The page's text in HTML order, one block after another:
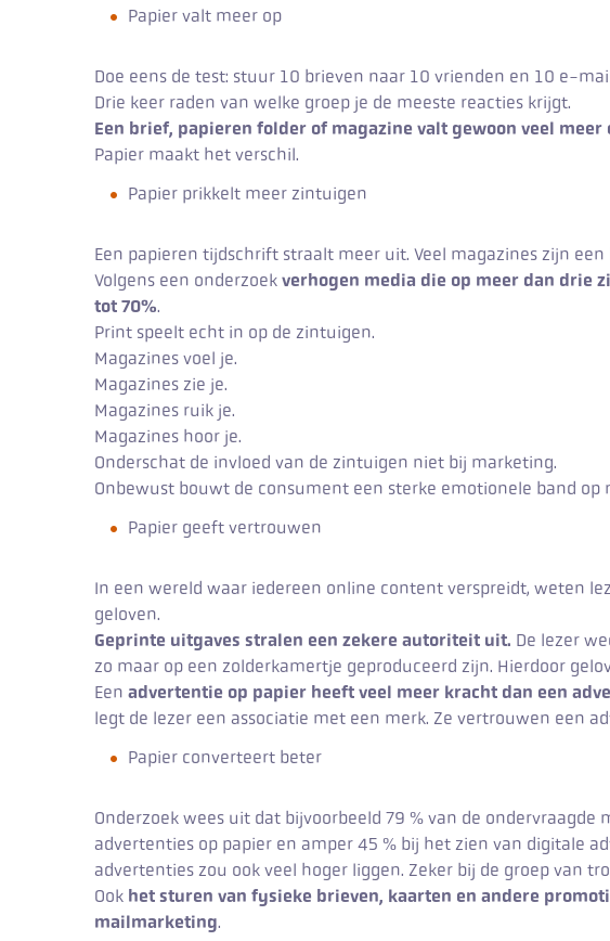
Papier valt meer op
Doe eens de test: stuur 10 brieven naar 10 vrienden en 10 e-
Drie keer raden van welke groep je de meeste reacties krijgt.
Een brief, papieren folder of magazine valt gewoon veel meer
Papier maakt het verschil.
Papier prikkelt meer zintuigen
Een papieren tijdschrift straalt meer uit. Veel magazines zijn een
Volgens een onderzoek verhogen media die op meer dan drie
tot 70%.
Print speelt echt in op de zintuigen.
Magazines voel je.
Magazines zie je.
Magazines ruik je.
Magazines hoor je.
Onderschat de invloed van de zintuigen niet bij marketing.
Onbewust bouwt de consument een sterke emotionele band op
Papier geeft vertrouwen
In een wereld waar iedereen online content verspreidt, weten
geloven.
Geprinte uitgaves stralen een zekere autoriteit uit. De lezer
zo maar op een zolderkamertje geproduceerd zijn. Hierdoor
Een advertentie op papier heeft veel meer kracht dan een
legt de lezer een associatie met een merk. Ze vertrouwen een
Papier converteert beter
Onderzoek wees uit dat bijvoorbeeld 79 % van de
advertenties op papier en amper 45 % bij het zien van digitale
advertenties zou ook veel hoger liggen. Zeker bij de groep van
Ook het sturen van fysieke brieven, kaarten en andere
mailmarketing.